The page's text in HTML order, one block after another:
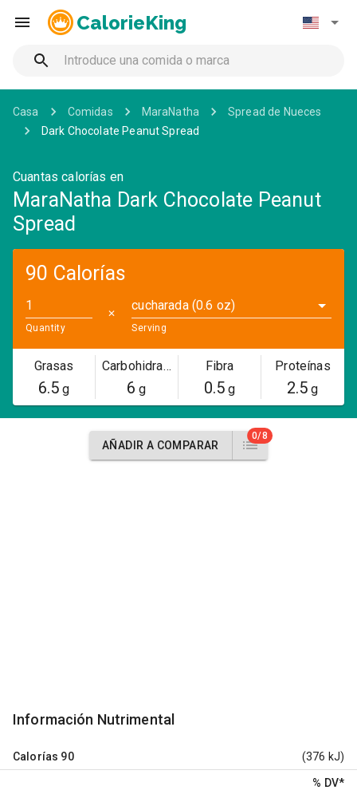
CalorieKing
Casa Comidas MaraNatha
Spread de Nueces
Dark Chocolate Peanut Spread
Cuantas calorías en
MaraNatha Dark Chocolate Peanut
Spread
90 Calorías
Quantity
✕
cucharada (0.6 oz)
Serving
Grasas
6.5g
Carbohidratos
6 g
Fibra
0.5g
Proteínas
2.5 g
AÑADIR A COMPARAR
0/8
Información Nutrimental
Calorías 90 (376 kJ)
% DV*